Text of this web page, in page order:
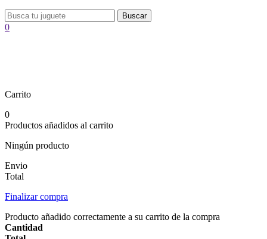
Buscar
0
Carrito
0
Productos añadidos al carrito
Ningún producto
Envio
Total
Finalizar compra
Producto añadido correctamente a su carrito de la compra
Cantidad